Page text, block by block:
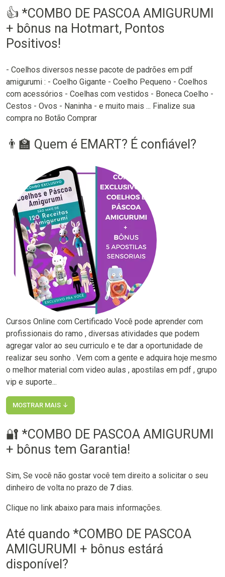
👍 *COMBO DE PASCOA AMIGURUMI
+ bônus na Hotmart, Pontos
Positivos!
- Coelhos diversos nesse pacote de padrões em pdf
amigurumi : - Coelho Gigante - Coelho Pequeno - Coelhos
com acessórios - Coelhas com vestidos - Boneca Coelho -
Cestos - Ovos - Naninha - e muito mais ... Finalize sua
compra no Botão Comprar
👨‍🏫 Quem é EMART? É confiável?
Cursos Online com Certificado Você pode aprender com
profissionais do ramo , diversas atividades que podem
agregar valor ao seu curriculo e te dar a oportunidade de
realizar seu sonho . Vem com a gente e adquira hoje mesmo
o melhor material com video aulas , apostilas em pdf , grupo
vip e suporte...
MOSTRAR MAIS ↓
🔐 *COMBO DE PASCOA AMIGURUMI
+ bônus tem Garantia!
Sim, Se você não gostar você tem direito a solicitar o seu
dinheiro de volta no prazo de 7 dias.
Clique no link abaixo para mais informações.
Até quando *COMBO DE PASCOA
AMIGURUMI + bônus estárá
disponível?